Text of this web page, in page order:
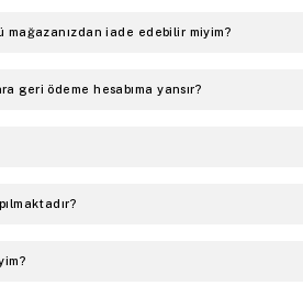
iade edebilir miyim?
geri ödeme hesabıma yansır?